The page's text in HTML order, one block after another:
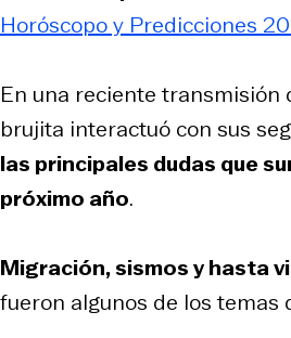
Horóscopo y Predicciones
En una reciente transmisión
brujita interactuó con sus
las principales dudas que
próximo año.
Migración, sismos y hasta
fueron algunos de los temas